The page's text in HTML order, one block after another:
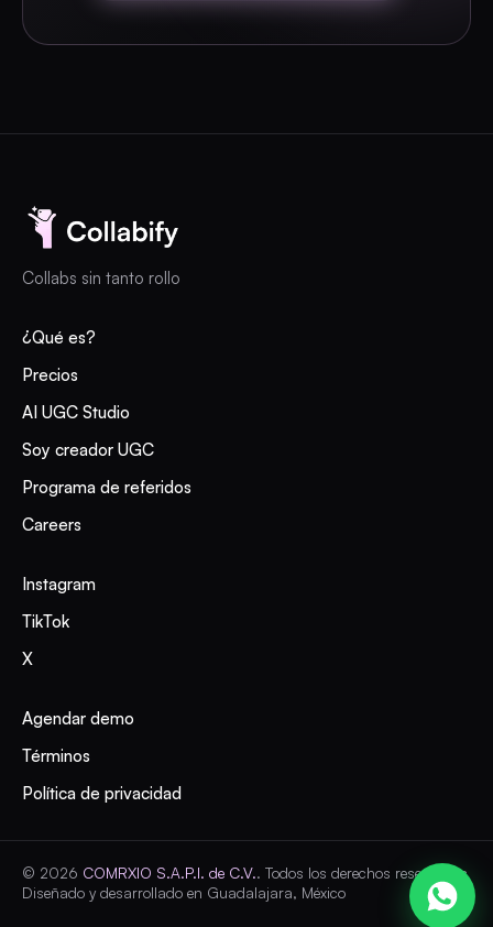
Collabs sin tanto rollo
¿Qué es?
Precios
AI UGC Studio
Soy creador UGC
Programa de referidos
Careers
Instagram
TikTok
X
Agendar demo
Términos
Política de privacidad
© 2026 COMRXIO S.A.P.I. de C.V.. Todos los derechos reservados
Diseñado y desarrollado en Guadalajara, México